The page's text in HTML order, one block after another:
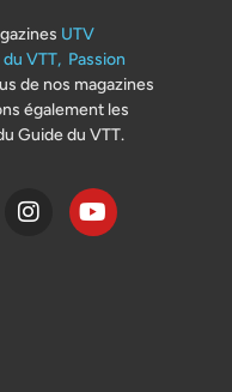
UTV
VTT, Passion
de nos magazines
également les
Guide du VTT.